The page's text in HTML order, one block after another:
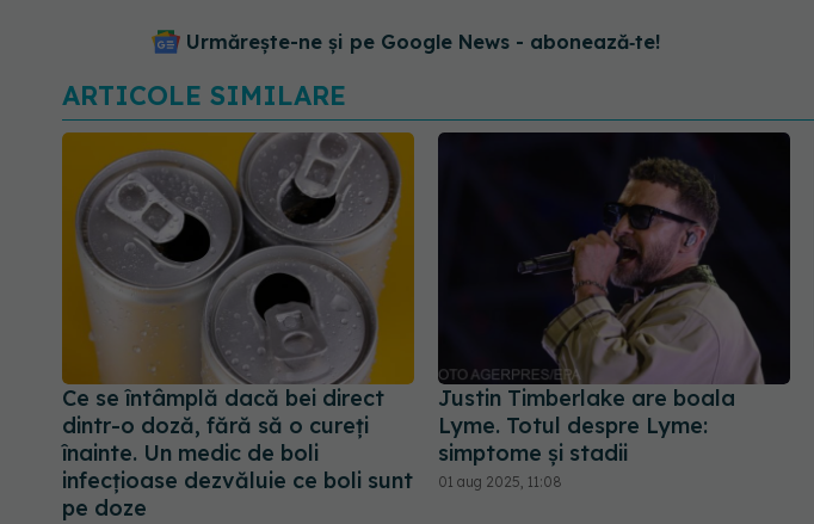
Urmărește-ne și pe Google News - abonează‑te!
ARTICOLE SIMILARE
Ce se întâmplă dacă bei direct
dintr-o doză, fără să o cureți
înainte. Un medic de boli
infecțioase dezvăluie ce boli sunt
pe doze
Justin Timberlake are boala
Lyme. Totul despre Lyme:
simptome și stadii
01 aug 2025, 11:08